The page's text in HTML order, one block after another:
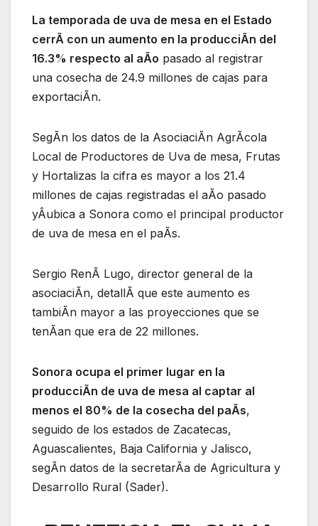
La temporada de uva de mesa en el Estado
cerrÃ con un aumento en la producciÃn del
16.3% respecto al aÃo pasado al registrar
una cosecha de 24.9 millones de cajas para
exportaciÃn.
SegÃn los datos de la AsociaciÃn AgrÃcola
Local de Productores de Uva de mesa, Frutas
y Hortalizas la cifra es mayor a los 21.4
millones de cajas registradas el aÃo pasado
yÂubica a Sonora como el principal productor
de uva de mesa en el paÃs.
Sergio RenÃ Lugo, director general de la
asociaciÃn, detallÃ que este aumento es
tambiÃn mayor a las proyecciones que se
tenÃan que era de 22 millones.
Sonora ocupa el primer lugar en la
producciÃn de uva de mesa al captar al
menos el 80% de la cosecha del paÃs,
seguido de los estados de Zacatecas,
Aguascalientes, Baja California y Jalisco,
segÃn datos de la secretarÃa de Agricultura y
Desarrollo Rural (Sader).